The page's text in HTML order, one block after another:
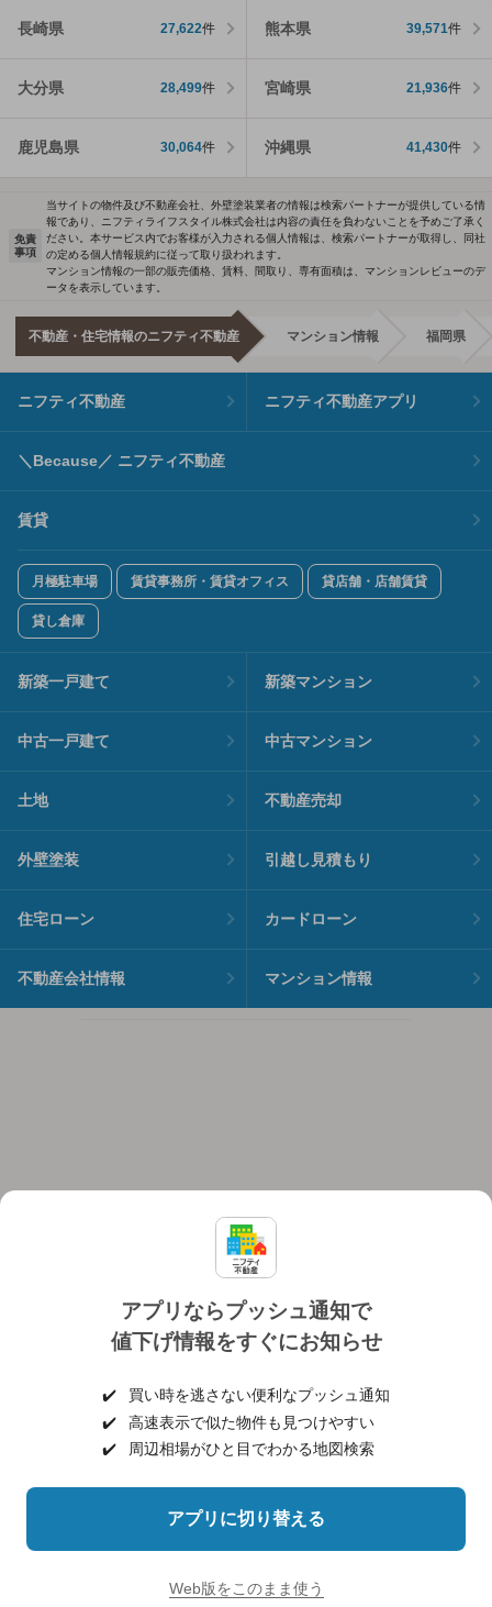
長崎県 27,622件 熊本県 39,571件
大分県 28,499件 宮崎県 21,936件
鹿児島県 30,064件 沖縄県 41,430件
アプリならプッシュ通知で
値下げ情報をすぐにお知らせ
✔️
買い時を逃さない便利なプッシュ通知
✔️
高速表示で似た物件も見つけやすい
✔️
周辺相場がひと目でわかる地図検索
アプリに切り替える
Web版をこのまま使う
免責
事項
当サイトの物件及び不動産会社、外壁塗装業者の情報は検索パートナーが提供している情
報であり、ニフティライフスタイル株式会社は内容の責任を負わないことを予めご了承く
ださい。本サービス内でお客様が入力される個人情報は、検索パートナーが取得し、同社
の定める個人情報規約に従って取り扱われます。
マンション情報の一部の販売価格、賃料、間取り、専有面積は、マンションレビューのデ
ータを表示しています。
不動産・住宅情報のニフティ不動産 マンション情報 福岡県
ニフティ不動産 ニフティ不動産アプリ
＼Because／ ニフティ不動産
賃貸
月極駐車場 賃貸事務所・賃貸オフィス 貸店舗・店舗賃貸
貸し倉庫
新築一戸建て 新築マンション
中古一戸建て 中古マンション
土地 不動産売却
外壁塗装 引越し見積もり
住宅ローン カードローン
不動産会社情報 マンション情報
個人情報保護ポリシー 利用規約
ヘルプ・お問い合わせ 採用情報
©NIFTY Lifestyle Co., Ltd.